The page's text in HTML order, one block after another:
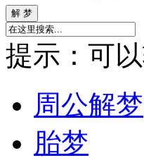
提示：可
周公解梦
胎梦